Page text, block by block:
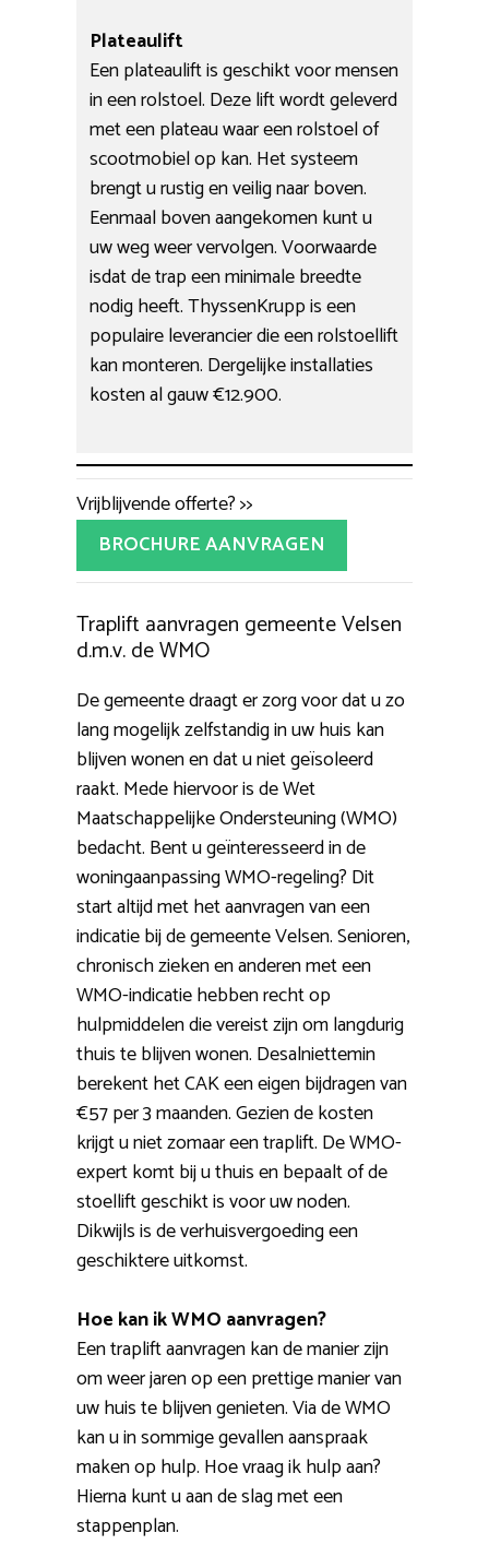
Plateaulift
Een plateaulift is geschikt voor mensen
in een rolstoel. Deze lift wordt geleverd
met een plateau waar een rolstoel of
scootmobiel op kan. Het systeem
brengt u rustig en veilig naar boven.
Eenmaal boven aangekomen kunt u
uw weg weer vervolgen. Voorwaarde
isdat de trap een minimale breedte
nodig heeft. ThyssenKrupp is een
populaire leverancier die een rolstoellift
kan monteren. Dergelijke installaties
kosten al gauw €12.900.
Vrijblijvende offerte? >>
BROCHURE AANVRAGEN
Traplift aanvragen gemeente Velsen
d.m.v. de WMO
De gemeente draagt er zorg voor dat u zo
lang mogelijk zelfstandig in uw huis kan
blijven wonen en dat u niet geïsoleerd
raakt. Mede hiervoor is de Wet
Maatschappelijke Ondersteuning (WMO)
bedacht. Bent u geïnteresseerd in de
woningaanpassing WMO-regeling? Dit
start altijd met het aanvragen van een
indicatie bij de gemeente Velsen. Senioren,
chronisch zieken en anderen met een
WMO-indicatie hebben recht op
hulpmiddelen die vereist zijn om langdurig
thuis te blijven wonen. Desalniettemin
berekent het CAK een eigen bijdragen van
€57 per 3 maanden. Gezien de kosten
krijgt u niet zomaar een traplift. De WMO-
expert komt bij u thuis en bepaalt of de
stoellift geschikt is voor uw noden.
Dikwijls is de verhuisvergoeding een
geschiktere uitkomst.
Hoe kan ik WMO aanvragen?
Een traplift aanvragen kan de manier zijn
om weer jaren op een prettige manier van
uw huis te blijven genieten. Via de WMO
kan u in sommige gevallen aanspraak
maken op hulp. Hoe vraag ik hulp aan?
Hierna kunt u aan de slag met een
stappenplan.